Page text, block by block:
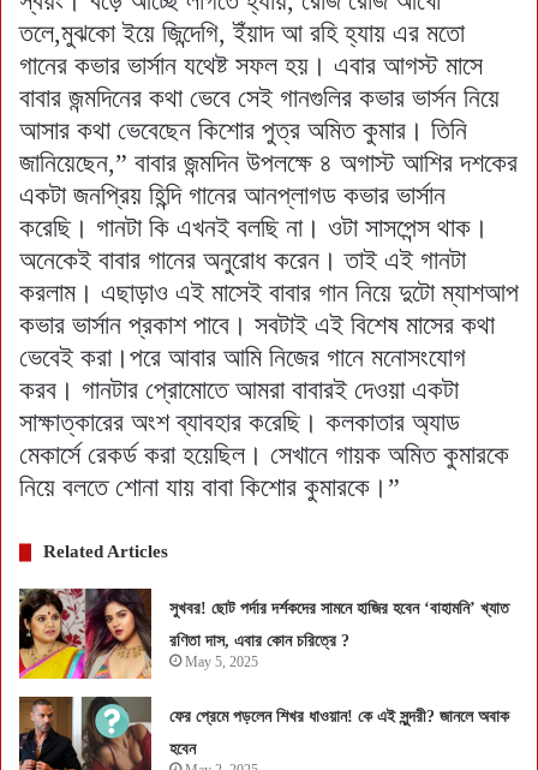
তলে,মুঝকো ইয়ে জিন্দেগি, ইঁয়াদ আ রহি হ্যায় এর মতো
গানের কভার ভার্সান যথেষ্ট সফল হয়। এবার আগস্ট মাসে
বাবার জন্মদিনের কথা ভেবে সেই গানগুলির কভার ভার্সন নিয়ে
আসার কথা ভেবেছেন কিশোর পুত্র অমিত কুমার। তিনি
জানিয়েছেন,” বাবার জন্মদিন উপলক্ষে ৪ অগাস্ট আশির দশকের
একটা জনপ্রিয় হিন্দি গানের আনপ্লাগড কভার ভার্সান
করেছি। গানটা কি এখনই বলছি না। ওটা সাসপেন্স থাক।
অনেকেই বাবার গানের অনুরোধ করেন। তাই এই গানটা
করলাম। এছাড়াও এই মাসেই বাবার গান নিয়ে দুটো ম্যাশআপ
কভার ভার্সান প্রকাশ পাবে। সবটাই এই বিশেষ মাসের কথা
ভেবেই করা।পরে আবার আমি নিজের গানে মনোসংযোগ
করব। গানটার প্রোমোতে আমরা বাবারই দেওয়া একটা
সাক্ষাত্কারের অংশ ব্যাবহার করেছি। কলকাতার অ্যাড
মেকার্সে রেকর্ড করা হয়েছিল। সেখানে গায়ক অমিত কুমারকে
নিয়ে বলতে শোনা যায় বাবা কিশোর কুমারকে।”
Related Articles
সুখবর! ছোট পর্দার দর্শকদের সামনে হাজির হবেন ‘বাহামনি’ খ্যাত
রণিতা দাস, এবার কোন চরিত্রে ?
May 5, 2025
ফের প্রেমে পড়লেন শিখর ধাওয়ান! কে এই সুন্দরী? জানলে অবাক
হবেন